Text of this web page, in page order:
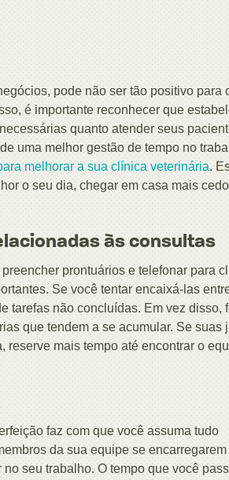
pode não ser tão positivo para
é importante reconhecer que
quanto atender seus
uma melhor gestão de tempo no
melhorar a sua clínica veterinária.
o seu dia, chegar em casa mais
às consultas
prontuários e telefonar para
Se você tentar encaixá-las
tarefas não concluídas. Em vez disso,
que tendem a se acumular. Se suas
reserve mais tempo até encontrar o
faz com que você assuma tudo
da sua equipe se
seu trabalho. O tempo que você